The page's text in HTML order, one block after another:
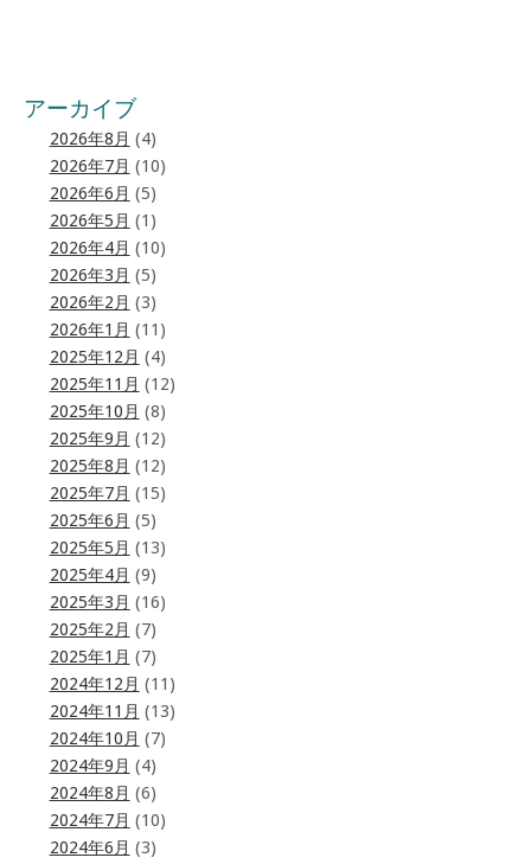
アーカイブ
2026年8月 (4)
2026年7月 (10)
2026年6月 (5)
2026年5月 (1)
2026年4月 (10)
2026年3月 (5)
2026年2月 (3)
2026年1月 (11)
2025年12月 (4)
2025年11月 (12)
2025年10月 (8)
2025年9月 (12)
2025年8月 (12)
2025年7月 (15)
2025年6月 (5)
2025年5月 (13)
2025年4月 (9)
2025年3月 (16)
2025年2月 (7)
2025年1月 (7)
2024年12月 (11)
2024年11月 (13)
2024年10月 (7)
2024年9月 (4)
2024年8月 (6)
2024年7月 (10)
2024年6月 (3)